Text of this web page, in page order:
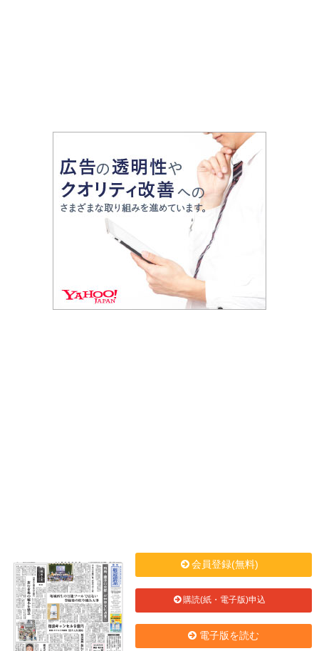
会員登録(無料)
購読(紙・電子版)申込
電子版を読む